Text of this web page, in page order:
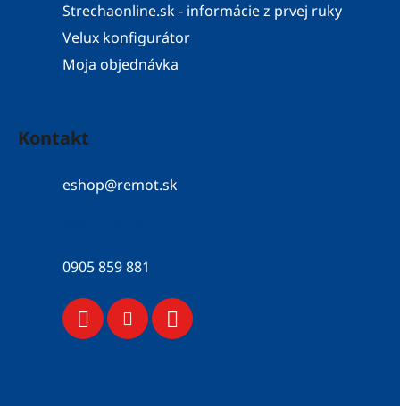
Strechaonline.sk - informácie z prvej ruky
Velux konfigurátor
Moja objednávka
Kontakt
eshop@remot.sk
0905 859 881